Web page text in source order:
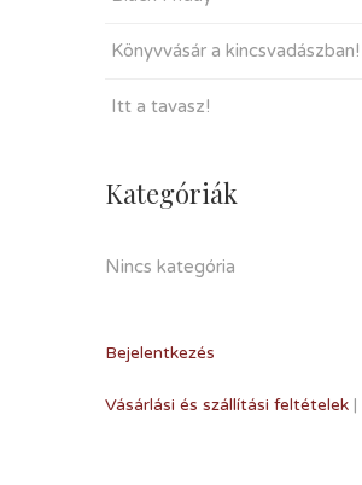
Könyvvásár a kincsvadászban!
Itt a tavasz!
Kategóriák
Nincs kategória
Bejelentkezés
Vásárlási és szállítási feltételek |